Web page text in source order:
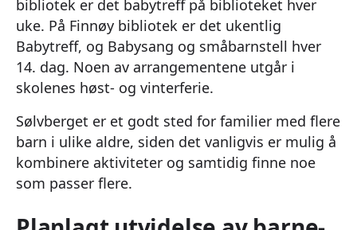
bibliotek er det babytreff på biblioteket hver
uke. På Finnøy bibliotek er det ukentlig
Babytreff, og Babysang og småbarnstell hver
14. dag. Noen av arrangementene utgår i
skolenes høst- og vinterferie.
Sølvberget er et godt sted for familier med flere
barn i ulike aldre, siden det vanligvis er mulig å
kombinere aktiviteter og samtidig finne noe
som passer flere.